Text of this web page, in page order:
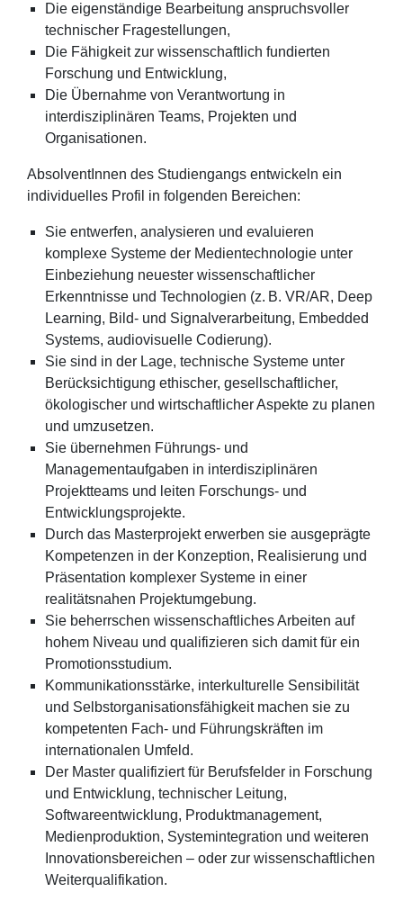
Die eigenständige Bearbeitung anspruchsvoller
technischer Fragestellungen,
Die Fähigkeit zur wissenschaftlich fundierten
Forschung und Entwicklung,
Die Übernahme von Verantwortung in
interdisziplinären Teams, Projekten und
Organisationen.
AbsolventInnen des Studiengangs entwickeln ein
individuelles Profil in folgenden Bereichen:
Sie entwerfen, analysieren und evaluieren
komplexe Systeme der Medientechnologie unter
Einbeziehung neuester wissenschaftlicher
Erkenntnisse und Technologien (z. B. VR/AR, Deep
Learning, Bild- und Signalverarbeitung, Embedded
Systems, audiovisuelle Codierung).
Sie sind in der Lage, technische Systeme unter
Berücksichtigung ethischer, gesellschaftlicher,
ökologischer und wirtschaftlicher Aspekte zu planen
und umzusetzen.
Sie übernehmen Führungs- und
Managementaufgaben in interdisziplinären
Projektteams und leiten Forschungs- und
Entwicklungsprojekte.
Durch das Masterprojekt erwerben sie ausgeprägte
Kompetenzen in der Konzeption, Realisierung und
Präsentation komplexer Systeme in einer
realitätsnahen Projektumgebung.
Sie beherrschen wissenschaftliches Arbeiten auf
hohem Niveau und qualifizieren sich damit für ein
Promotionsstudium.
Kommunikationsstärke, interkulturelle Sensibilität
und Selbstorganisationsfähigkeit machen sie zu
kompetenten Fach- und Führungskräften im
internationalen Umfeld.
Der Master qualifiziert für Berufsfelder in Forschung
und Entwicklung, technischer Leitung,
Softwareentwicklung, Produktmanagement,
Medienproduktion, Systemintegration und weiteren
Innovationsbereichen – oder zur wissenschaftlichen
Weiterqualifikation.